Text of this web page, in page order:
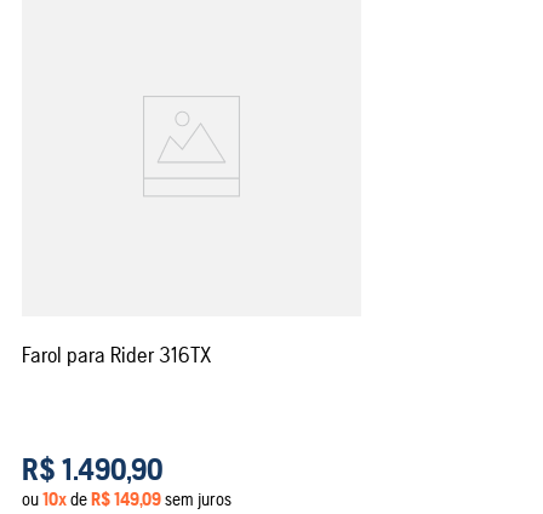
Farol para Rider 316TX
R$ 1.490,90
ou10xdeR$149,09sem juros